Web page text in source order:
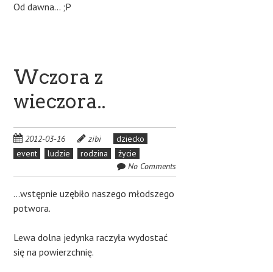
Od dawna… ;P
Wczora z
wieczora..
2012-03-16 zibi
dziecko
event
ludzie rodzina
życie
No Comments
…wstępnie uzębiło naszego młodszego
potwora.
Lewa dolna jedynka raczyła wydostać
się na powierzchnię.